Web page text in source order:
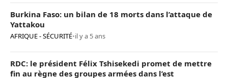
Burkina Faso: un bilan de 18 morts dans l’attaque de
Yattakou
AFRIQUE - SÉCURITÉ•il y a 5 ans
RDC: le président Félix Tshisekedi promet de mettre
fin au règne des groupes armées dans l’est